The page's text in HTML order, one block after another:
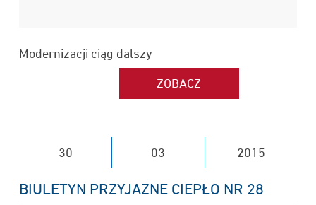
Modernizacji ciąg dalszy
30 03 2015
BIULETYN PRZYJAZNE CIEPŁO NR 28